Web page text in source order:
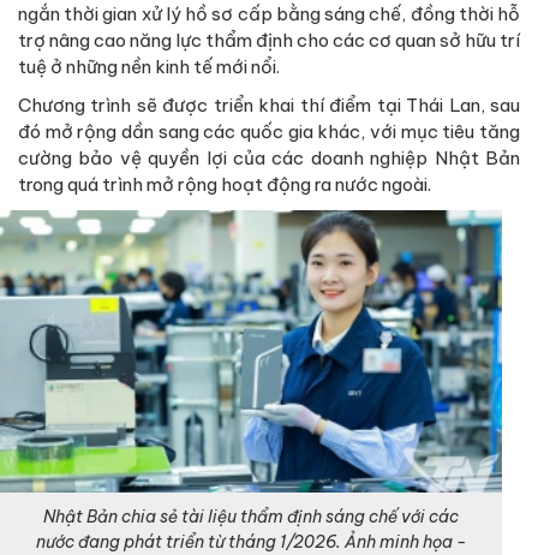
ngắn thời gian xử lý hồ sơ cấp bằng sáng chế, đồng thời hỗ
trợ nâng cao năng lực thẩm định cho các cơ quan sở hữu trí
tuệ ở những nền kinh tế mới nổi.
Chương trình sẽ được triển khai thí điểm tại Thái Lan, sau
đó mở rộng dần sang các quốc gia khác, với mục tiêu tăng
cường bảo vệ quyền lợi của các doanh nghiệp Nhật Bản
trong quá trình mở rộng hoạt động ra nước ngoài.
Nhật Bản chia sẻ tài liệu thẩm định sáng chế với các
nước đang phát triển từ tháng 1/2026. Ảnh minh họa -